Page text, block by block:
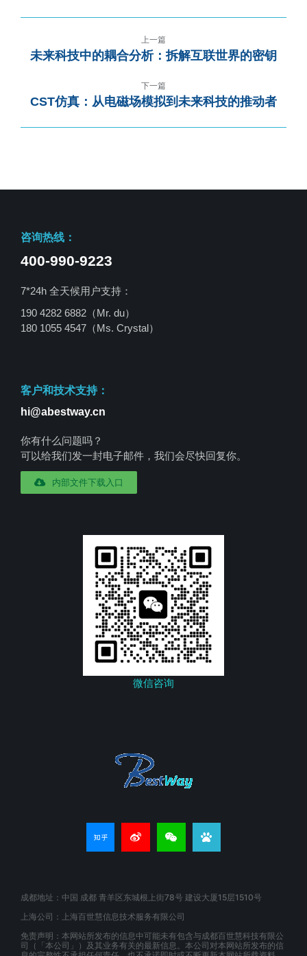
上一篇
未来科技中的耦合分析：拆解互联世界的密钥
下一篇
CST仿真：从电磁场模拟到未来科技的推动者
咨询热线：
400-990-9223
7*24h 全天候用户支持：
190 4282 6882（Mr. du）
180 1055 4547 （Ms. Crystal）
客户和技术支持：
hi@abestway.cn
你有什么问题吗？
可以给我们发一封电子邮件，我们会尽快回复你。
内部文件下载入口
微信咨询
成都地址：中国 成都 青羊区东城根上街78号 建设大厦15层1510号
上海公司：上海百世慧信息技术服务有限公司
免责声明：本网站所发布的信息中可能未有包含与成都百世慧科技有限公
司（「本公司」）及其业务有关的最新信息。本公司对本网站所发布的信